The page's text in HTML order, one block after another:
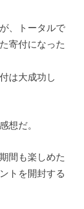
、トータルで
寄付になった
は大成功し
想だ。
間も楽しめた
トを開封する